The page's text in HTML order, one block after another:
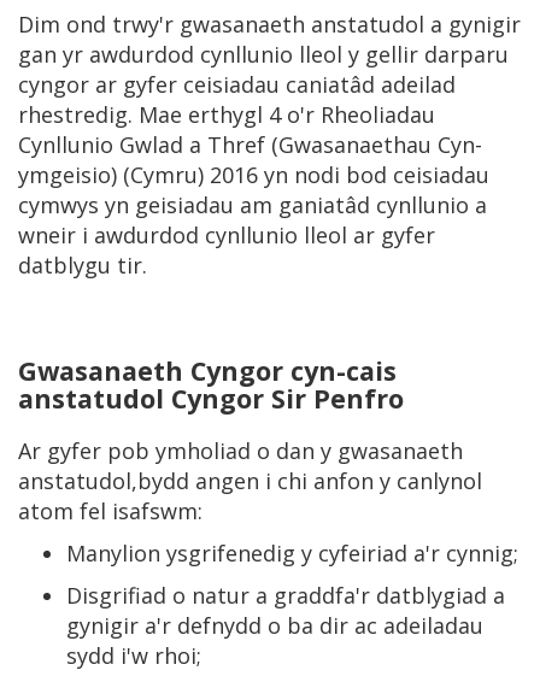
Dim ond trwy'r gwasanaeth anstatudol a gynigir
gan yr awdurdod cynllunio lleol y gellir darparu
cyngor ar gyfer ceisiadau caniatâd adeilad
rhestredig. Mae erthygl 4 o'r Rheoliadau
Cynllunio Gwlad a Thref (Gwasanaethau Cyn-
ymgeisio) (Cymru) 2016 yn nodi bod ceisiadau
cymwys yn geisiadau am ganiatâd cynllunio a
wneir i awdurdod cynllunio lleol ar gyfer
datblygu tir.
Gwasanaeth Cyngor cyn-cais
anstatudol Cyngor Sir Penfro
Ar gyfer pob ymholiad o dan y gwasanaeth
anstatudol,bydd angen i chi anfon y canlynol
atom fel isafswm:
Manylion ysgrifenedig y cyfeiriad a'r cynnig;
Disgrifiad o natur a graddfa'r datblygiad a
gynigir a'r defnydd o ba dir ac adeiladau
sydd i'w rhoi;